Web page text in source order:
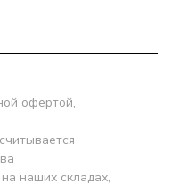
офертой,
наших складах,